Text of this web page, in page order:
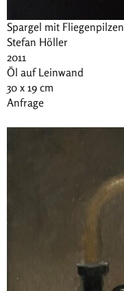
Spargel mit Fliegenpilzen
Stefan Höller
2011
Öl auf Leinwand
30 x 19 cm
Anfrage